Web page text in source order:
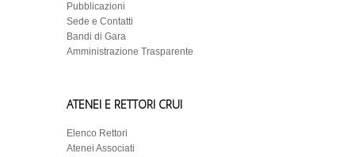
Pubblicazioni
Sede e Contatti
Bandi di Gara
Amministrazione Trasparente
ATENEI E RETTORI CRUI
Elenco Rettori
Atenei Associati